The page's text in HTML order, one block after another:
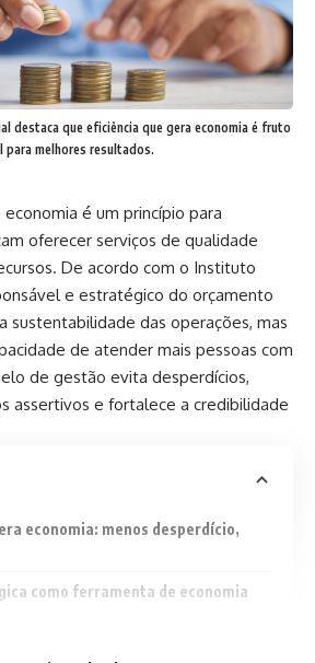
destaca que eficiência que gera economia é fruto
para melhores resultados.
é um princípio para
oferecer serviços de qualidade
De acordo com o Instituto
e estratégico do orçamento
sustentabilidade das operações, mas
de atender mais pessoas com
de gestão evita desperdícios,
assertivos e fortalece a credibilidade
economia: menos desperdício,
como ferramenta de economia